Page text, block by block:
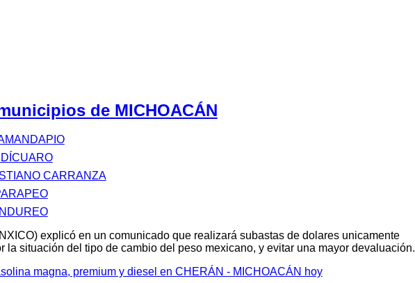
de MICHOACÁN
CARRANZA
explicó en un comunicado que realizará subastas de dolares unicamente
la situación del tipo de cambio del peso mexicano, y evitar una mayor devaluación.
magna, premium y diesel en CHERÁN - MICHOACÁN hoy